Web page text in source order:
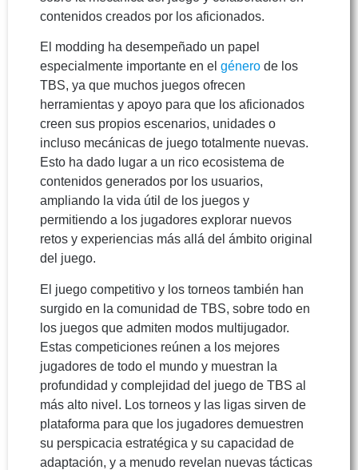
contenidos creados por los aficionados.
El modding ha desempeñado un papel
especialmente importante en el género de los
TBS, ya que muchos juegos ofrecen
herramientas y apoyo para que los aficionados
creen sus propios escenarios, unidades o
incluso mecánicas de juego totalmente nuevas.
Esto ha dado lugar a un rico ecosistema de
contenidos generados por los usuarios,
ampliando la vida útil de los juegos y
permitiendo a los jugadores explorar nuevos
retos y experiencias más allá del ámbito original
del juego.
El juego competitivo y los torneos también han
surgido en la comunidad de TBS, sobre todo en
los juegos que admiten modos multijugador.
Estas competiciones reúnen a los mejores
jugadores de todo el mundo y muestran la
profundidad y complejidad del juego de TBS al
más alto nivel. Los torneos y las ligas sirven de
plataforma para que los jugadores demuestren
su perspicacia estratégica y su capacidad de
adaptación, y a menudo revelan nuevas tácticas